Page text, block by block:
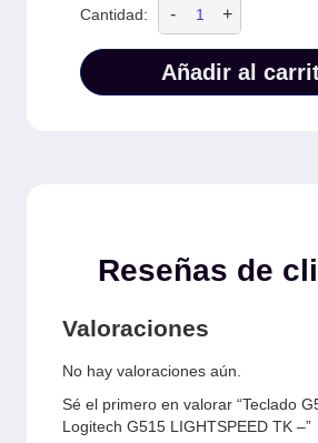
Cantidad: - +
Añadir al
Reseñas de
Valoraciones
No hay valoraciones aún.
Sé el primero en valorar “Teclado
Logitech G515 LIGHTSPEED TK –”